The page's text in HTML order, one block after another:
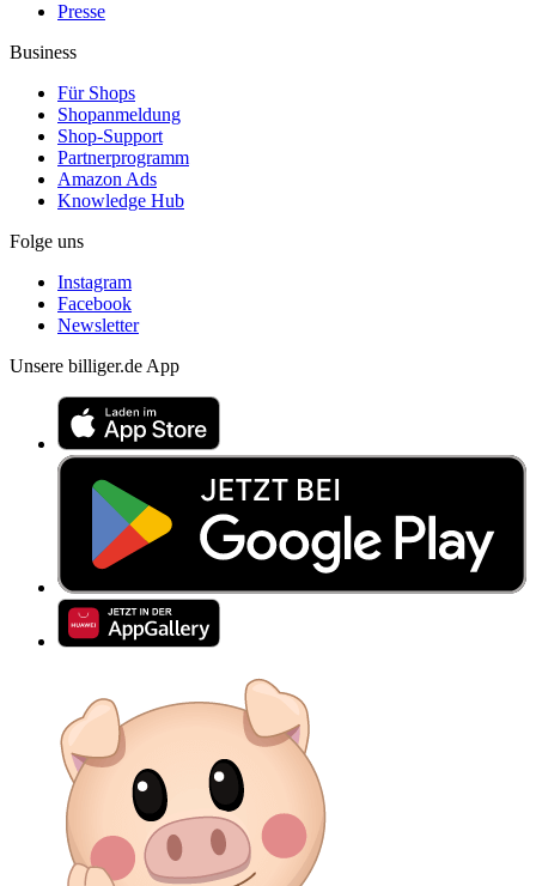
Presse
Business
Für Shops
Shopanmeldung
Shop-Support
Partnerprogramm
Amazon Ads
Knowledge Hub
Folge uns
Instagram
Facebook
Newsletter
Unsere billiger.de App